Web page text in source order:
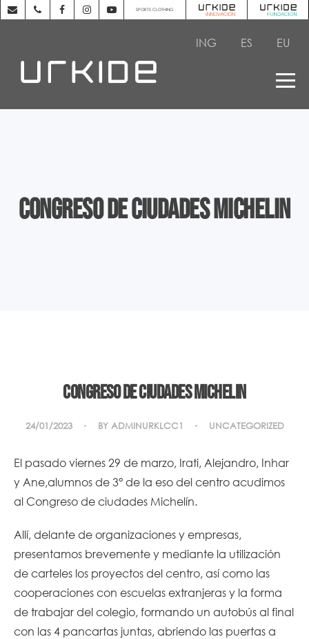
SPORTS CLOTHING
ING ES EU
Congreso de ciudades Michelin
Congreso de ciudades Michelin
24/01/2023 BY ADMINURKLCC1 UNCATEGORIZED
El pasado viernes 29 de marzo, Irati, Alejandro, Inhar
y Ane,alumnos de 3° de la eso del centro acudimos
al Congreso de ciudades Michelín.
Allí, delante de organizaciones y empresas,
presentamos brevemente y mediante la utilización
de carteles los proyectos del centro, así como las
cooperaciones con escuelas extranjeras y la forma
de trabajar del colegio, formando un autobús al final
con las 4 pancartas juntas, abriendo las puertas a